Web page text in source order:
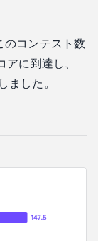
のコンテスト数
に到達し、
ました。